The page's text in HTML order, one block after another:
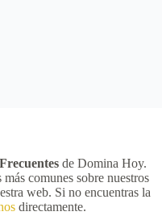
de Domina Hoy.
comunes sobre nuestros
web. Si no encuentras la
directamente.